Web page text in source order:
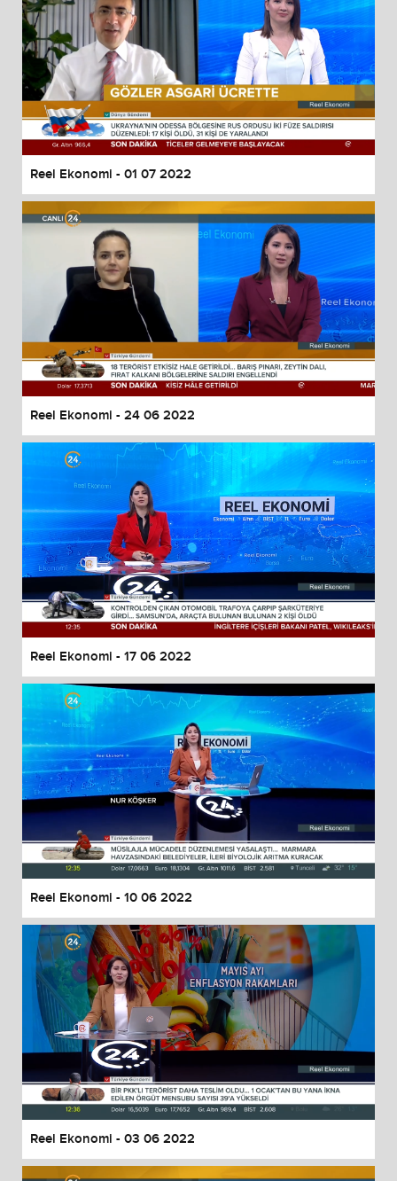
Reel Ekonomi - 01 07 2022
Reel Ekonomi - 24 06 2022
Reel Ekonomi - 17 06 2022
Reel Ekonomi - 10 06 2022
Reel Ekonomi - 03 06 2022